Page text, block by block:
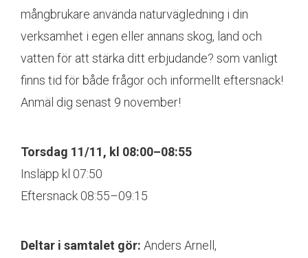
mångbrukare använda naturvägledning i din
verksamhet i egen eller annans skog, land och
vatten för att stärka ditt erbjudande? som vanligt
finns tid för både frågor och informellt eftersnack!
Anmäl dig senast 9 november!
Torsdag 11/11, kl 08:00–08:55
Insläpp kl 07:50
Eftersnack 08:55–09:15
Deltar i samtalet gör: Anders Arnell,